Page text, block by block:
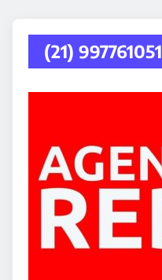
(21) 997761051